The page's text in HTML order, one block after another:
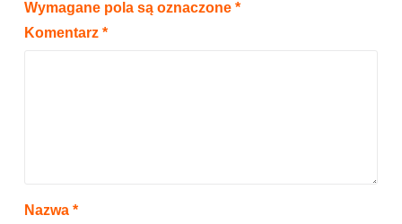
Wymagane pola są oznaczone *
Komentarz *
Nazwa *